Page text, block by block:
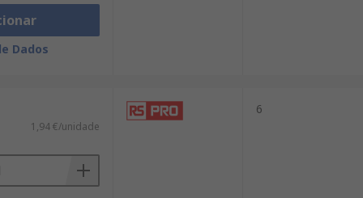
Dados
1,94 €/unidade
6